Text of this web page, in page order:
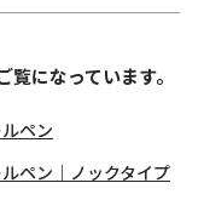
になっています。
ペン
ペン｜ノックタイプ